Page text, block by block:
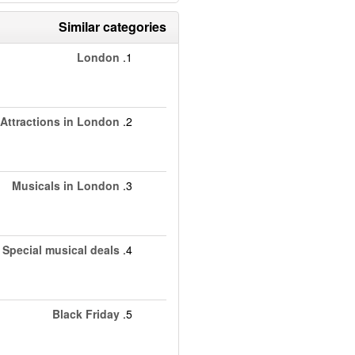
Similar categories
1.
London
2.
Attractions in London
3.
Musicals in London
4.
Special musical deals
5.
Black Friday